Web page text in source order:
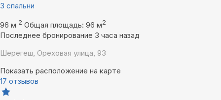
3 спальни
96 м 2 Общая площадь: 96 м2
Последнее бронирование 3 часа назад
Шерегеш, Ореховая улица, 93
Показать расположение на карте
17 отзывов